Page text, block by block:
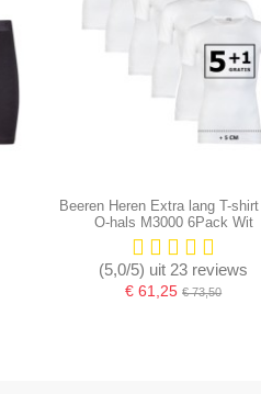
Beeren Heren Extra lang T-
O-hals M3000 6Pack Wit
(5,0/5) uit 23 reviews
€ 61,25€ 73,50